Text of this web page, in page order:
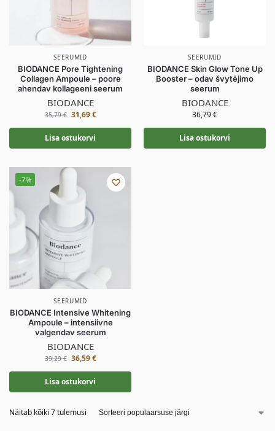
SEERUMID
BIODANCE Pore Tightening
Collagen Ampoule – poore
ahendav kollageeni seerum
BIODANCE
35,79€ 31,69€
Lisa ostukorvi
SEERUMID
BIODANCE Skin Glow Tone Up
Booster – odav švytėjimo
seerum
BIODANCE
36,79€
Lisa ostukorvi
-7%
SEERUMID
BIODANCE Intensive Whitening
Ampoule – intensiivne
valgendav seerum
BIODANCE
39,29€ 36,59€
Lisa ostukorvi
Näitab kõiki 7 tulemusi